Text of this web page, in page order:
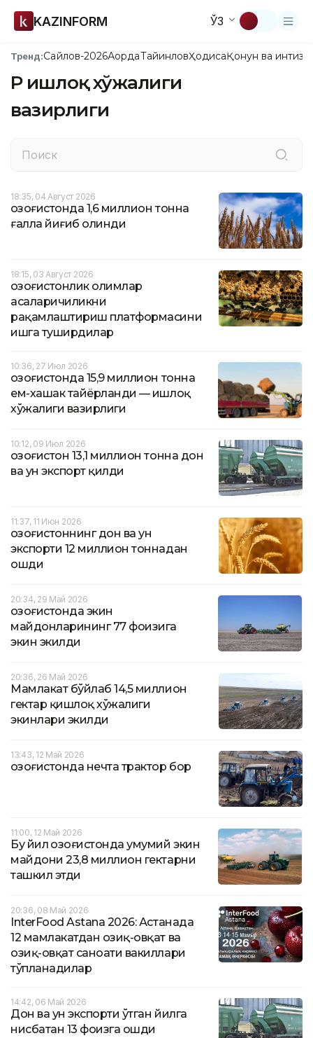
KAZINFORM ЎЗ
Тренд:Сайлов-2026АқордаТайинловҲодисаҚонун ва
ҚР Қишлоқ хўжалиги
вазирлиги
18:35, 04 Август 2026
Қозоғистонда 1,6 миллион тонна
ғалла йиғиб олинди
18:15, 03 Август 2026
Қозоғистонлик олимлар
асаларичиликни
рақамлаштириш платформасини
ишга туширдилар
10:36, 27 Июл 2026
Қозоғистонда 15,9 миллион тонна
ем-хашак тайёрланди — Қишлоқ
хўжалиги вазирлиги
10:12, 09 Июл 2026
Қозоғистон 13,1 миллион тонна дон
ва ун экспорт қилди
11:37, 11 Июн 2026
Қозоғистоннинг дон ва ун
экспорти 12 миллион тоннадан
ошди
20:34, 29 Май 2026
Қозоғистонда экин
майдонларининг 77 фоизига
экин экилди
20:36, 26 Май 2026
Мамлакат бўйлаб 14,5 миллион
гектар қишлоқ хўжалиги
экинлари экилди
13:43, 12 Май 2026
Қозоғистонда нечта трактор бор
11:00, 12 Май 2026
Бу йил Қозоғистонда умумий экин
майдони 23,8 миллион гектарни
ташкил этди
20:36, 08 Май 2026
InterFood Astana 2026: Астанада
12 мамлакатдан озиқ-овқат ва
озиқ-овқат саноати вакиллари
тўпланадилар
14:42, 06 Май 2026
Дон ва ун экспорти ўтган йилга
нисбатан 13 фоизга ошди